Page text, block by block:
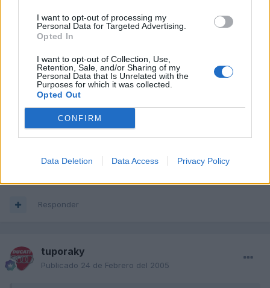
I want to opt-out of processing my
Personal Data for Targeted Advertising.
Opted In
I want to opt-out of Collection, Use,
Retention, Sale, and/or Sharing of my
Personal Data that Is Unrelated with the
Purposes for which it was collected.
Opted Out
CONFIRM
Data Deletion Data Access Privacy Policy
popeyin
Publicado
Nada señores, me ha llamao la comercial, que hasta el Lunes no
lo puedo matricular, no han recibido todavía la documentación.
Ya les he hecho la transferencia, espero que venga tó bien, que
pagar tanta manteca sin verlo...
en fin, eso, hasta la semana q viene no hay fotos.
Responder
tuporaky
Publicado 24 de Febrero del 2005